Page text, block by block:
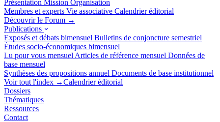
Présentation Mission Organisation
Membres et experts Vie associative Calendrier éditorial
Découvrir le Forum →
Publications
Exposés et débats bimensuel Bulletins de conjoncture semestriel
Études socio-économiques bimensuel
Lu pour vous mensuel Articles de référence mensuel Données de
base mensuel
Synthèses des propositions annuel Documents de base institutionnel
Voir tout l'index →Calendrier éditorial
Dossiers
Thématiques
Ressources
Contact